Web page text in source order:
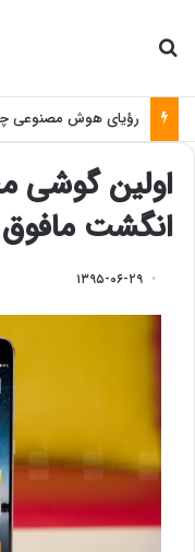
رؤیای هوش مصنوعی
اولین گوشی
انگشت
۱۳۹۵-۰۶-۲۹